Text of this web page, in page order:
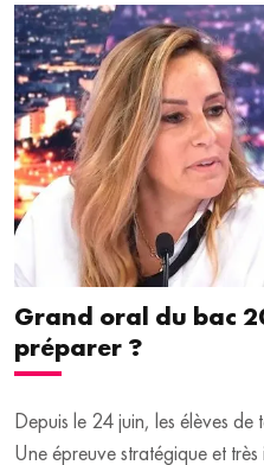
Grand oral du bac
préparer ?
Depuis le 24 juin, les élèves
Une épreuve stratégique et